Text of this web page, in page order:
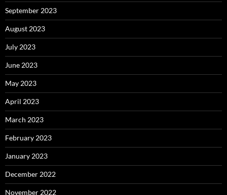
September 2023
August 2023
July 2023
June 2023
May 2023
April 2023
March 2023
February 2023
January 2023
December 2022
November 2022